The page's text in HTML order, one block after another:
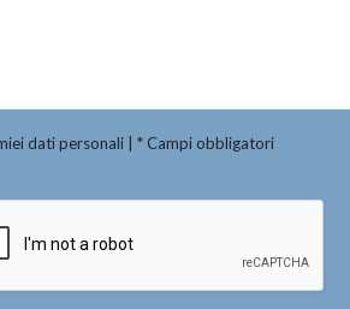
dati personali | * Campi obbligatori